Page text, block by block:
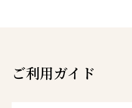
ご利用ガイド